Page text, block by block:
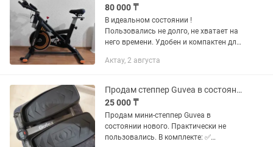
80 000 ₸
В идеальном состоянии !
Пользовались не долго, не хватает на
него времени. Удобен и компактен для
Актау, 2 августа
Продам степпер Guvea в состоянии нового
25 000 ₸
Продам мини-степпер Guvea в
состоянии нового. Практически не
пользовались. В комплекте: ✅